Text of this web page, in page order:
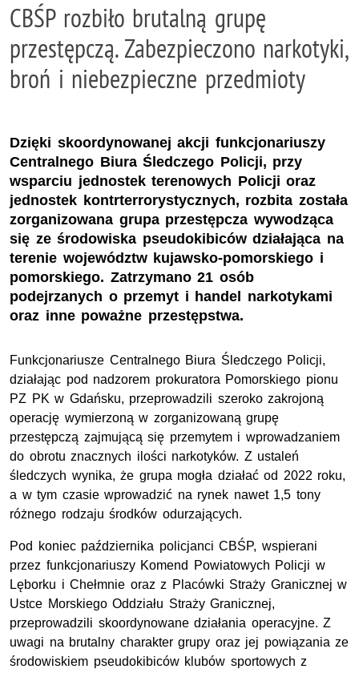
CBŚP rozbiło brutalną grupę
przestępczą. Zabezpieczono narkotyki,
broń i niebezpieczne przedmioty
Dzięki skoordynowanej akcji funkcjonariuszy
Centralnego Biura Śledczego Policji, przy
wsparciu jednostek terenowych Policji oraz
jednostek kontrterrorystycznych, rozbita została
zorganizowana grupa przestępcza wywodząca
się ze środowiska pseudokibiców działająca na
terenie województw kujawsko-pomorskiego i
pomorskiego. Zatrzymano 21 osób
podejrzanych o przemyt i handel narkotykami
oraz inne poważne przestępstwa.
Funkcjonariusze Centralnego Biura Śledczego Policji,
działając pod nadzorem prokuratora Pomorskiego pionu
PZ PK w Gdańsku, przeprowadzili szeroko zakrojoną
operację wymierzoną w zorganizowaną grupę
przestępczą zajmującą się przemytem i wprowadzaniem
do obrotu znacznych ilości narkotyków. Z ustaleń
śledczych wynika, że grupa mogła działać od 2022 roku,
a w tym czasie wprowadzić na rynek nawet 1,5 tony
różnego rodzaju środków odurzających.
Pod koniec października policjanci CBŚP, wspierani
przez funkcjonariuszy Komend Powiatowych Policji w
Lęborku i Chełmnie oraz z Placówki Straży Granicznej w
Ustce Morskiego Oddziału Straży Granicznej,
przeprowadzili skoordynowane działania operacyjne. Z
uwagi na brutalny charakter grupy oraz jej powiązania ze
środowiskiem pseudokibiców klubów sportowych z